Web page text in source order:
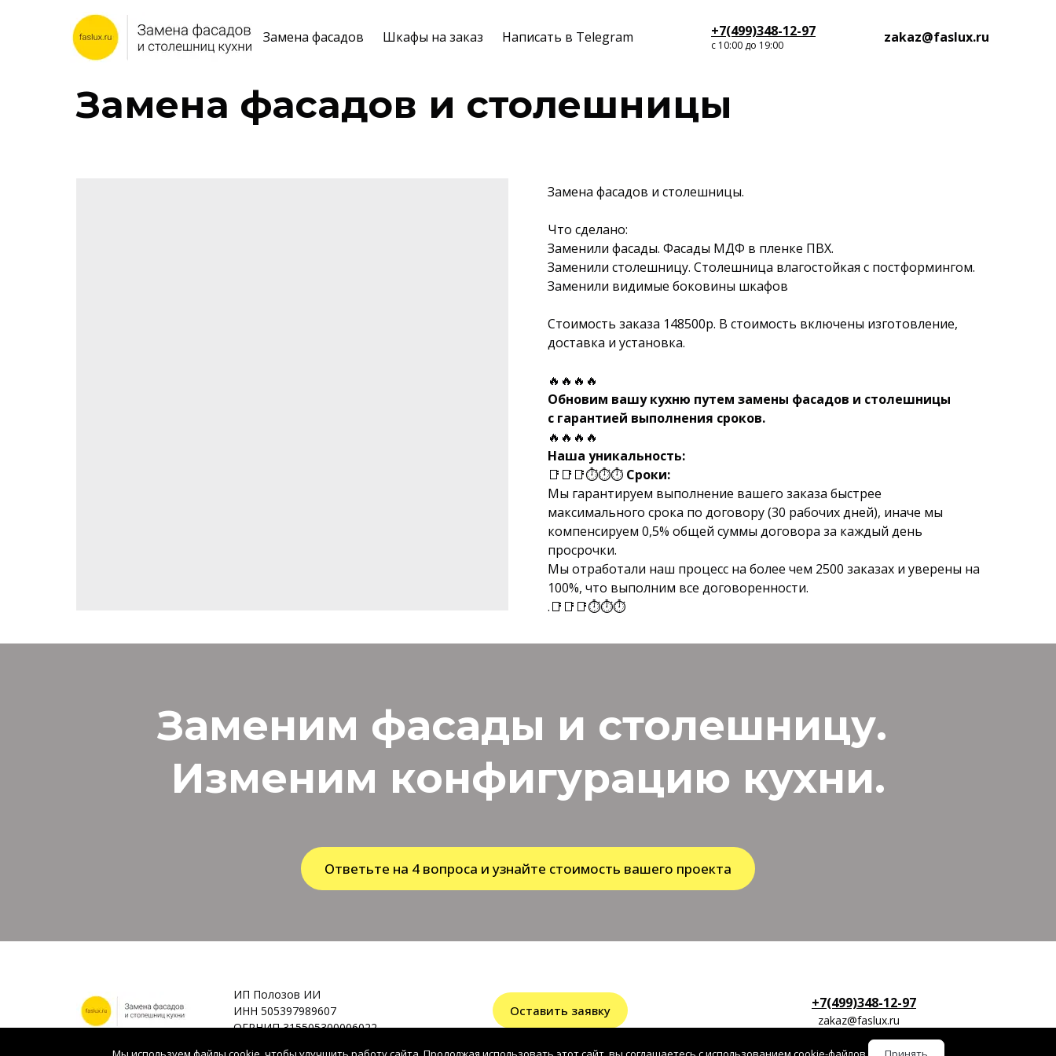
Замена фасадов Шкафы на заказ Написать в Telegram +7(499)348-12-97
с 10:00 до 19:00 zakaz@faslux.ru
Замена фасадов и столешницы
Замена фасадов и столешницы.
Что сделано:
Заменили фасады. Фасады МДФ в пленке ПВХ.
Заменили столешницу. Столешница влагостойкая с постформингом.
Заменили видимые боковины шкафов
Стоимость заказа 148500р. В стоимость включены изготовление,
доставка и установка.
🔥🔥🔥🔥
Обновим вашу кухню путем замены фасадов и столешницы
с гарантией выполнения сроков.
🔥🔥🔥🔥
Наша уникальность:
📑📑📑⏱⏱⏱ Сроки:
Мы гарантируем выполнение вашего заказа быстрее
максимального срока по договору (30 рабочих дней), иначе мы
компенсируем 0,5% общей суммы договора за каждый день
просрочки.
Мы отработали наш процесс на более чем 2500 заказах и уверены на
100%, что выполним все договоренности.
.📑📑📑⏱⏱⏱
Заменим фасады и столешницу.
Изменим конфигурацию кухни.
Ответьте на 4 вопроса и узнайте стоимость вашего проекта
ИП Полозов ИИ
ИНН 505397989607
ОГРНИП 315505300006022
Оставить заявку +7(499)348-12-97
zakaz@faslux.ru